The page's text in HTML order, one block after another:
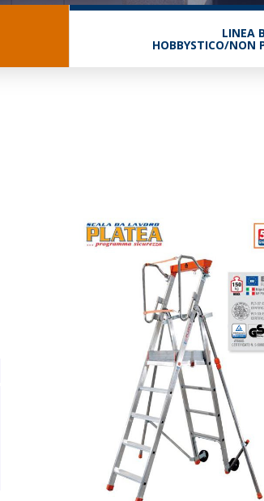
LINEA
HOBBYSTICO/NON